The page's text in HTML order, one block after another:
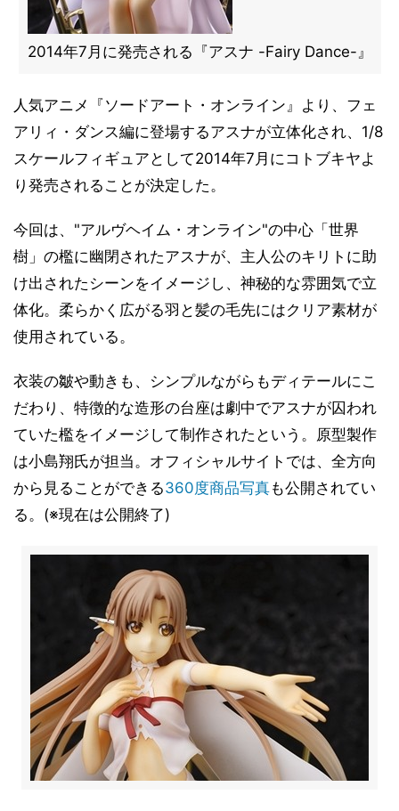
2014年7月に発売される『アスナ -Fairy Dance-』
人気アニメ『ソードアート・オンライン』より、フェ
アリィ・ダンス編に登場するアスナが立体化され、1/8
スケールフィギュアとして2014年7月にコトブキヤよ
り発売されることが決定した。
今回は、"アルヴヘイム・オンライン"の中心「世界
樹」の檻に幽閉されたアスナが、主人公のキリトに助
け出されたシーンをイメージし、神秘的な雰囲気で立
体化。柔らかく広がる羽と髪の毛先にはクリア素材が
使用されている。
衣装の皺や動きも、シンプルながらもディテールにこ
だわり、特徴的な造形の台座は劇中でアスナが囚われ
ていた檻をイメージして制作されたという。原型製作
は小島翔氏が担当。オフィシャルサイトでは、全方向
から見ることができる360度商品写真も公開されてい
る。(※現在は公開終了)